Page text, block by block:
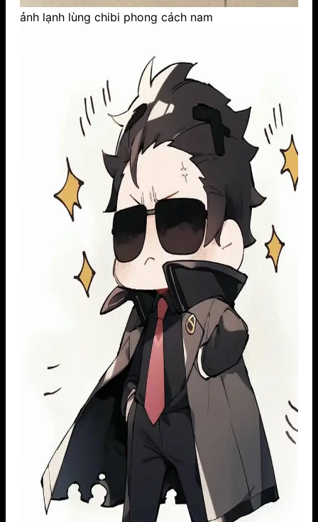
ảnh lạnh lùng chibi phong cách nam